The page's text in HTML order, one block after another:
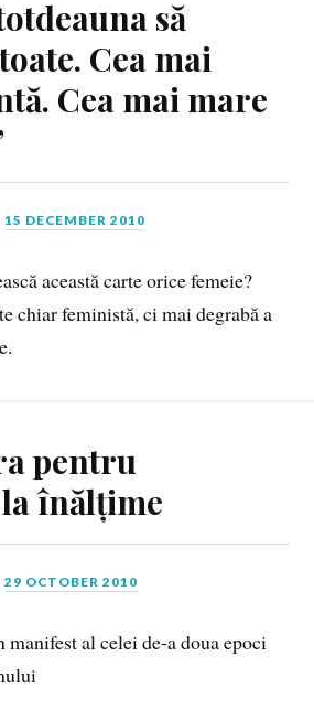
să
Cea mai
Cea mai mare
15 DECEMBER 2010
această carte orice femeie?
chiar feministă, ci mai degrabă a
pentru
înălțime
29 OCTOBER 2010
manifest al celei de-a doua epoci